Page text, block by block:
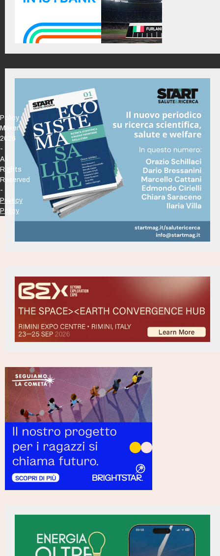
Policy
Maker
2026
-
All
Rights
Reserved
-
Privacy
Policy